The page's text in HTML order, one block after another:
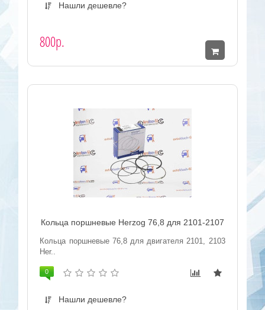
Нашли дешевле?
800р.
Кольца поршневые Herzog 76,8 для 2101-2107
Кольца поршневые 76,8 для двигателя 2101, 2103
Her..
0
Нашли дешевле?